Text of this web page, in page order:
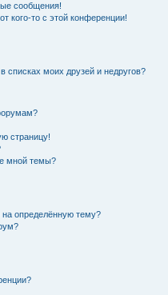
сообщения!
кого-то с этой конференции!
списках моих друзей и недругов?
страницу!
мной темы?
на определённую тему?